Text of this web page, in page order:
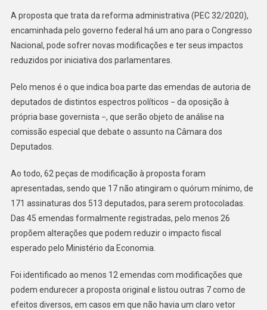
Mobiliza
Oposição
E
A proposta que trata da reforma administrativa (PEC 32/2020),
encaminhada pelo governo federal há um ano para o Congresso
Nacional, pode sofrer novas modificações e ter seus impactos
reduzidos por iniciativa dos parlamentares.
Pelo menos é o que indica boa parte das emendas de autoria de
deputados de distintos espectros políticos − da oposição à
própria base governista −, que serão objeto de análise na
comissão especial que debate o assunto na Câmara dos
Deputados.
Ao todo, 62 peças de modificação à proposta foram
apresentadas, sendo que 17 não atingiram o quórum mínimo, de
171 assinaturas dos 513 deputados, para serem protocoladas.
Das 45 emendas formalmente registradas, pelo menos 26
propõem alterações que podem reduzir o impacto fiscal
esperado pelo Ministério da Economia.
Foi identificado ao menos 12 emendas com modificações que
podem endurecer a proposta original e listou outras 7 como de
efeitos diversos, em casos em que não havia um claro vetor